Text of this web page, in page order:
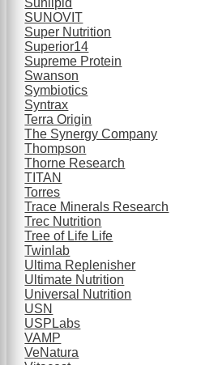
Sunlipid
SUNOVIT
Super Nutrition
Superior14
Supreme Protein
Swanson
Symbiotics
Syntrax
Terra Origin
The Synergy Company
Thompson
Thorne Research
TITAN
Torres
Trace Minerals Research
Trec Nutrition
Tree of Life Life
Twinlab
Ultima Replenisher
Ultimate Nutrition
Universal Nutrition
USN
USPLabs
VAMP
VeNatura